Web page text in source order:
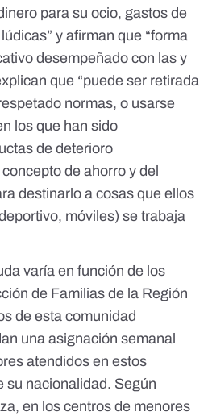
para su ocio, gastos de
y afirman que “forma
desempeñado con las y
que “puede ser retirada
normas, o usarse
los que han sido
de deterioro
de ahorro y del
destinarlo a cosas que ellos
móviles) se trabaja
varía en función de los
de Familias de la Región
de esta comunidad
una asignación semanal
atendidos en estos
su nacionalidad. Según
en los centros de menores